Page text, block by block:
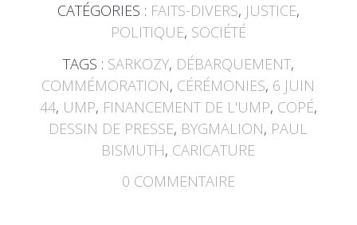
CATÉGORIES : FAITS-DIVERS, JUSTICE,
POLITIQUE, SOCIÉTÉ
TAGS : SARKOZY, DÉBARQUEMENT,
COMMÉMORATION, CÉRÉMONIES, 6 JUIN
44, UMP, FINANCEMENT DE L'UMP, COPÉ,
DESSIN DE PRESSE, BYGMALION, PAUL
BISMUTH, CARICATURE
0 COMMENTAIRE